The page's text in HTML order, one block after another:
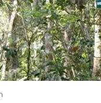
giao kỳ hạn tăng 47
USD/thùng, mức